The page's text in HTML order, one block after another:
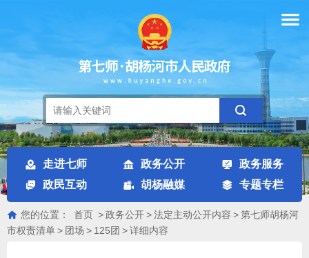
走进七师 政务公开
政务服务
政民互动
胡杨融媒 专题专栏
您的位置： 首页 >政务公开>法定主动公开内容 >第七师胡杨河
市权责清单> 团场 > 125团 >详细内容